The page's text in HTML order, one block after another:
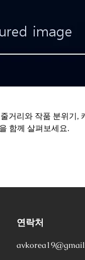
거리와 작품 분위기
함께 살펴보세요.
연락처